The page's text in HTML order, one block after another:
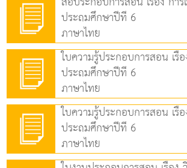
ประถมศึกษาปีที่ 6
ภาษาไทย
ประถมศึกษาปีที่ 6
ภาษาไทย
ประถมศึกษาปีที่ 6
ภาษาไทย